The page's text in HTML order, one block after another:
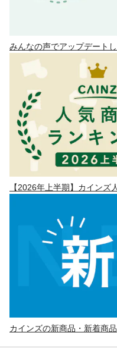
みんなの声でアップデート
【2026年上半期】カインズ
カインズの新商品・新着商品